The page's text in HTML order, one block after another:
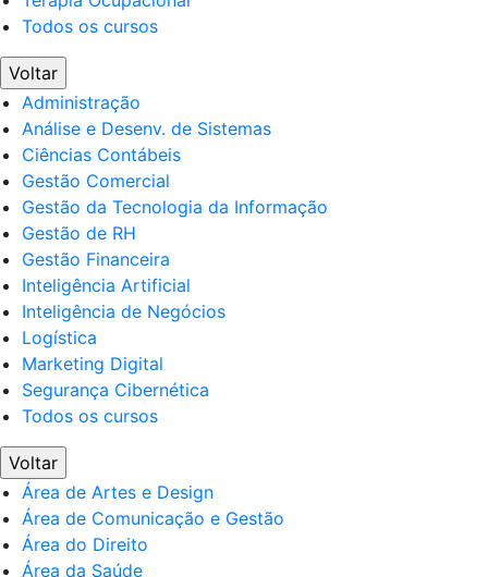
Todos os cursos
Voltar
Administração
Análise e Desenv. de Sistemas
Ciências Contábeis
Gestão Comercial
Gestão da Tecnologia da Informação
Gestão de RH
Gestão Financeira
Inteligência Artificial
Inteligência de Negócios
Logística
Marketing Digital
Segurança Cibernética
Todos os cursos
Voltar
Área de Artes e Design
Área de Comunicação e Gestão
Área do Direito
Área da Saúde